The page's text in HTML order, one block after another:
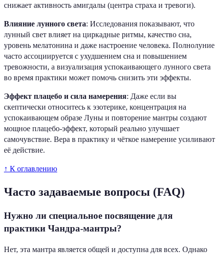
снижает активность амигдалы (центра страха и тревоги).
Влияние лунного света: Исследования показывают, что
лунный свет влияет на циркадные ритмы, качество сна,
уровень мелатонина и даже настроение человека. Полнолуние
часто ассоциируется с ухудшением сна и повышением
тревожности, а визуализация успокаивающего лунного света
во время практики может помочь снизить эти эффекты.
Эффект плацебо и сила намерения: Даже если вы
скептически относитесь к эзотерике, концентрация на
успокаивающем образе Луны и повторение мантры создают
мощное плацебо-эффект, который реально улучшает
самочувствие. Вера в практику и чёткое намерение усиливают
её действие.
↑ К оглавлению
Часто задаваемые вопросы (FAQ)
Нужно ли специальное посвящение для
практики Чандра-мантры?
Нет, эта мантра является общей и доступна для всех. Однако